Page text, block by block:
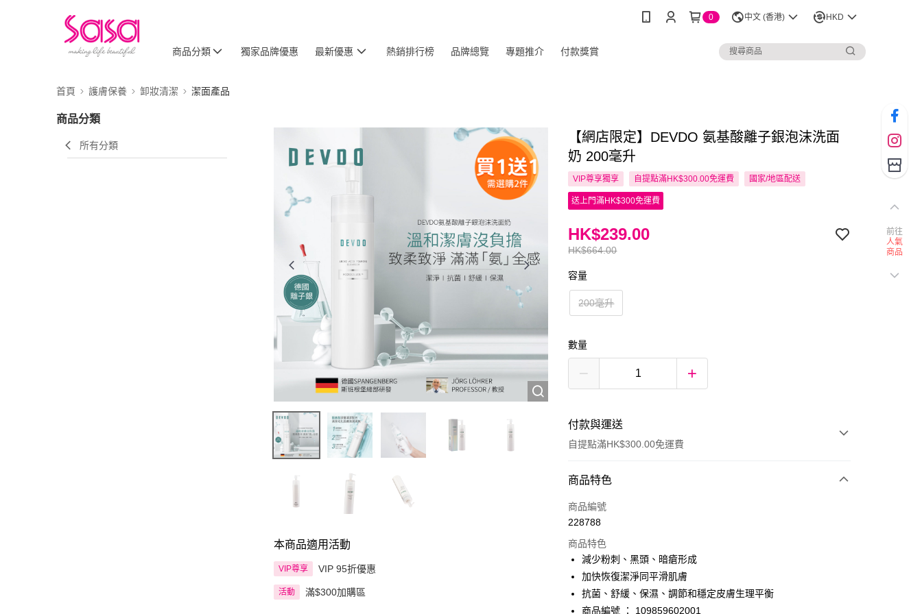
0 中文 (香港) HKD
商品分類 獨家品牌優惠 最新優惠 熱銷排行榜 品牌總覽 專題推介 付款獎賞
首頁 護膚保養 卸妝清潔 潔面產品
商品分類
所有分類
本商品適用活動
VIP尊享 VIP 95折優惠
活動 滿$300加購區
【網店限定】DEVDO 氨基酸離子銀泡沫洗面
奶 200毫升
VIP尊享獨享 自提點滿HK$300.00免運費 國家/地區配送
送上門滿HK$300免運費
HK$664.00
HK$239.00
容量
200毫升
數量
付款與運送
自提點滿HK$300.00免運費
付款方式
信用卡
AlipayHK
PayMe
WeChat Pay
商品特色
商品編號
228788
商品特色
減少粉刺、黑頭、暗瘡形成
加快恢復潔淨同平滑肌膚
抗菌、舒緩、保濕、調節和穩定皮膚生理平衡
商品編號 ： 109859602001
前往
人氣
商品